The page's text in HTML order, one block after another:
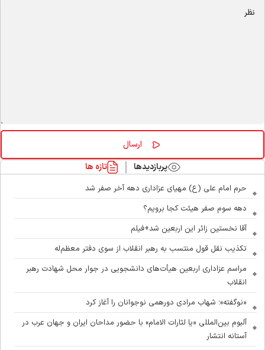
پربازدیدها تازه ها
حرم امام علی (ع) مهیای عزاداری دهه آخر صفر شد
دهه سوم صفر هیئت کجا برویم؟
آقا نخستین زائر این اربعین شد+فیلم
تکذیب نقل قول منتسب به رهبر انقلاب از سوی دفتر معظم‌له
مراسم عزاداری اربعین هیأت‌های دانشجویی در جوار محل شهادت رهبر
انقلاب
«نوگفته»؛ شهاب مرادی دورهمی نوجوانان را آغاز کرد
آلبوم بین‌المللی «یا لثارات الامام» با حضور مداحان ایران و جهان عرب در
آستانه انتشار